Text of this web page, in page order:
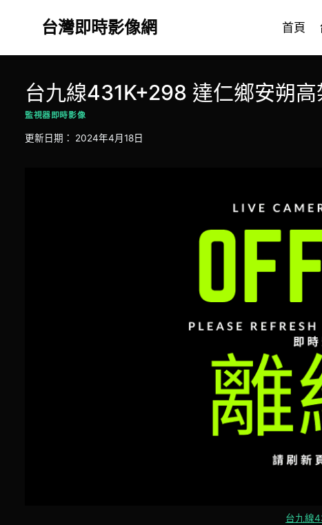
台灣即時影像網 首頁
台九線431K+298 達仁鄉安朔高
監視器即時影像
更新日期： 2024年4月18日
台九線